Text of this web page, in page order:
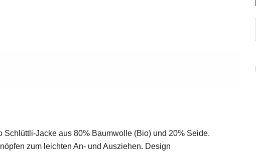
Schlüttli-Jacke aus 80% Baumwolle (Bio) und 20% Seide.
zum leichten An- und Ausziehen. Design